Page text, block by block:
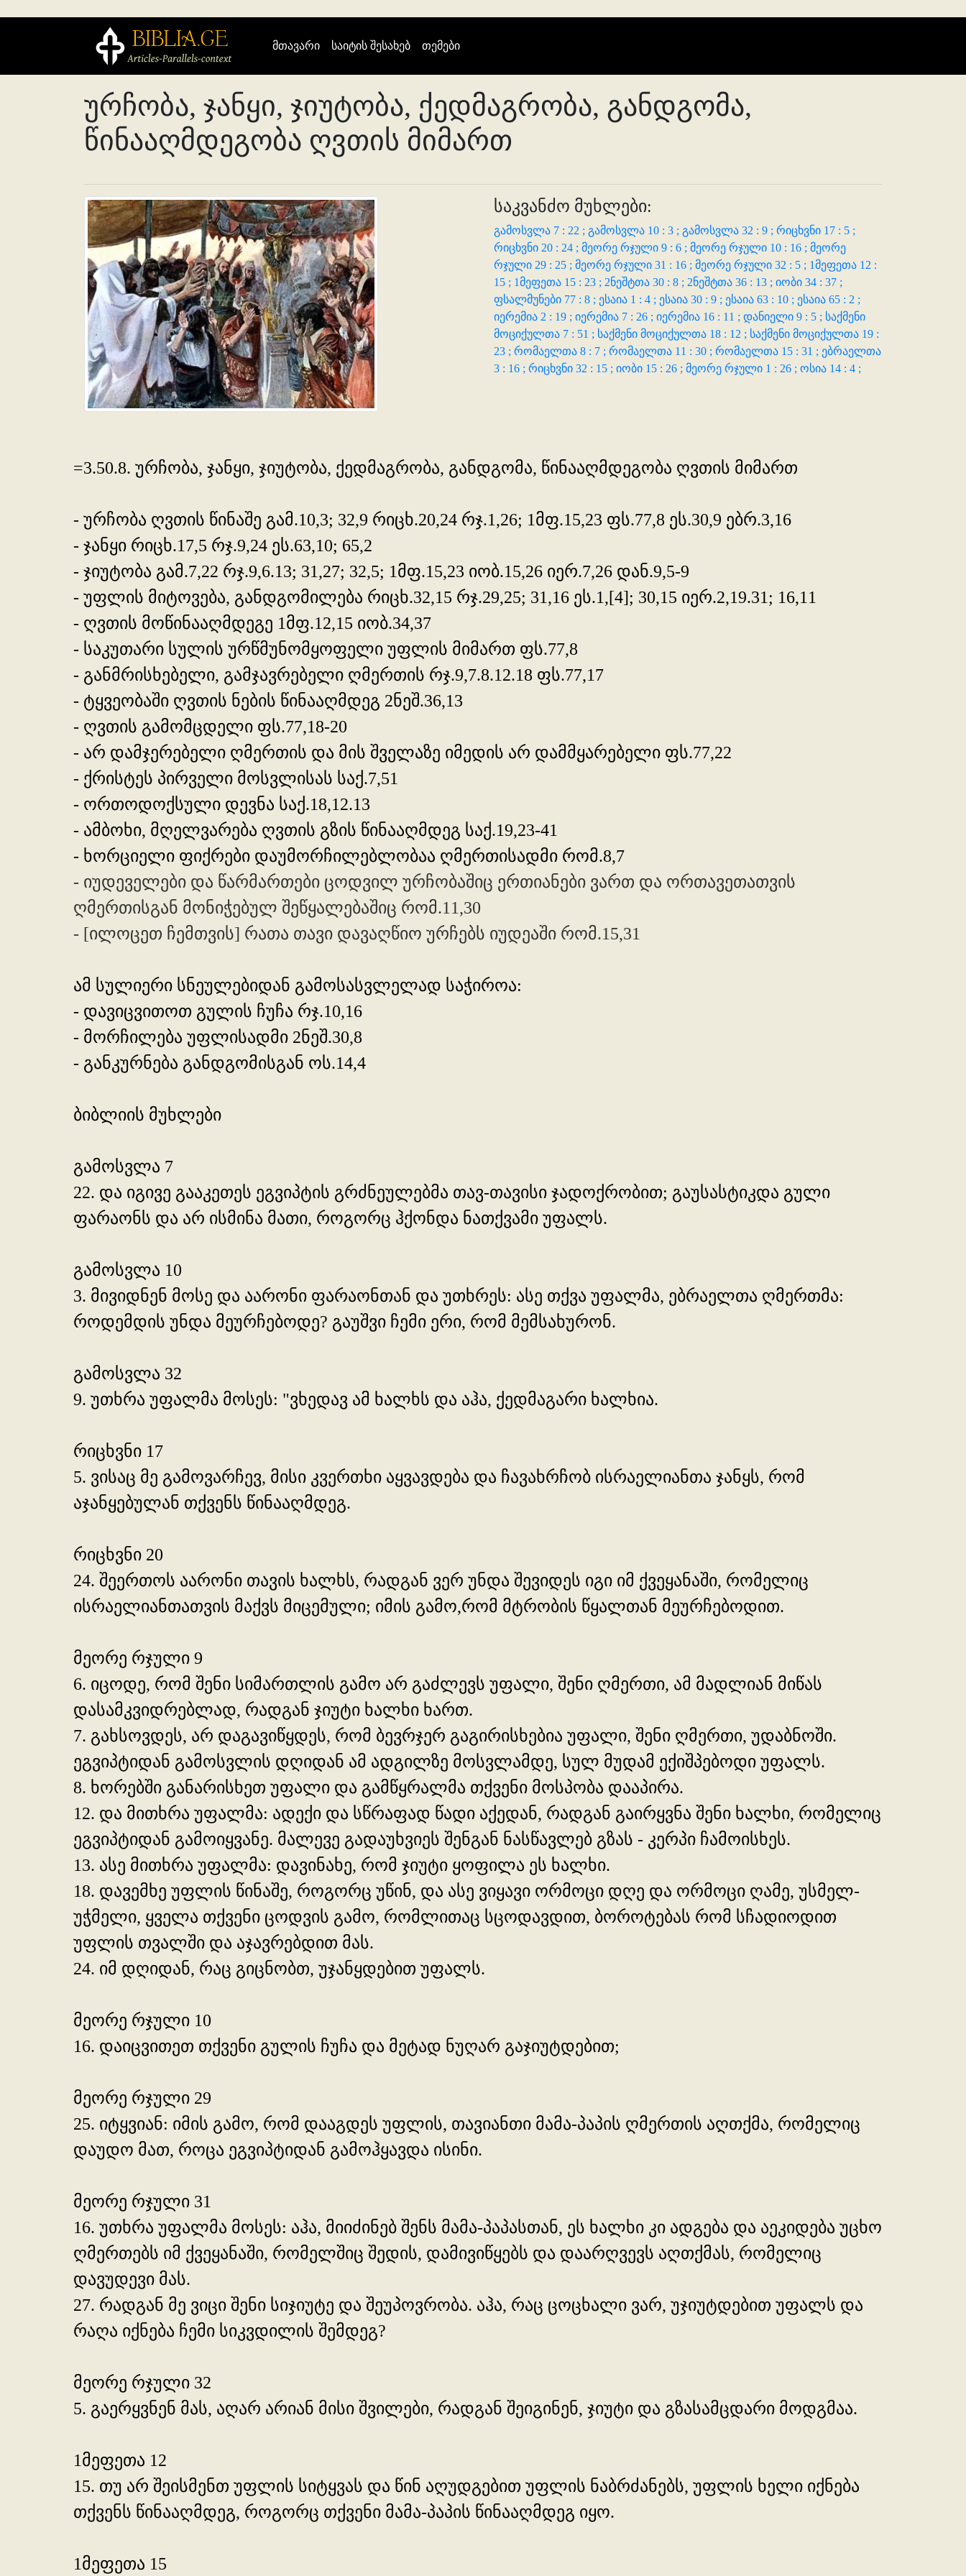
მთავარი (current)
საიტის შესახებ თემები
ურჩობა, ჯანყი, ჯიუტობა, ქედმაგრობა, განდგომა,
წინააღმდეგობა ღვთის მიმართ
საკვანძო მუხლები:
გამოსვლა 7 : 22 ; გამოსვლა 10 : 3 ; გამოსვლა 32 : 9 ; რიცხვნი 17 : 5 ;
რიცხვნი 20 : 24 ; მეორე რჯული 9 : 6 ; მეორე რჯული 10 : 16 ; მეორე
რჯული 29 : 25 ; მეორე რჯული 31 : 16 ; მეორე რჯული 32 : 5 ; 1მეფეთა 12 :
15 ; 1მეფეთა 15 : 23 ; 2ნეშტთა 30 : 8 ; 2ნეშტთა 36 : 13 ; იობი 34 : 37 ;
ფსალმუნები 77 : 8 ; ესაია 1 : 4 ; ესაია 30 : 9 ; ესაია 63 : 10 ; ესაია 65 : 2 ;
იერემია 2 : 19 ; იერემია 7 : 26 ; იერემია 16 : 11 ; დანიელი 9 : 5 ; საქმენი
მოციქულთა 7 : 51 ; საქმენი მოციქულთა 18 : 12 ; საქმენი მოციქულთა 19 :
23 ; რომაელთა 8 : 7 ; რომაელთა 11 : 30 ; რომაელთა 15 : 31 ; ებრაელთა
3 : 16 ; რიცხვნი 32 : 15 ; იობი 15 : 26 ; მეორე რჯული 1 : 26 ; ოსია 14 : 4 ;
=3.50.8. ურჩობა, ჯანყი, ჯიუტობა, ქედმაგრობა, განდგომა, წინააღმდეგობა ღვთის მიმართ
- ურჩობა ღვთის წინაშე გამ.10,3; 32,9 რიცხ.20,24 რჯ.1,26; 1მფ.15,23 ფს.77,8 ეს.30,9 ებრ.3,16
- ჯანყი რიცხ.17,5 რჯ.9,24 ეს.63,10; 65,2
- ჯიუტობა გამ.7,22 რჯ.9,6.13; 31,27; 32,5; 1მფ.15,23 იობ.15,26 იერ.7,26 დან.9,5-9
- უფლის მიტოვება, განდგომილება რიცხ.32,15 რჯ.29,25; 31,16 ეს.1,[4]; 30,15 იერ.2,19.31; 16,11
- ღვთის მოწინააღმდეგე 1მფ.12,15 იობ.34,37
- საკუთარი სულის ურწმუნომყოფელი უფლის მიმართ ფს.77,8
- განმრისხებელი, გამჯავრებელი ღმერთის რჯ.9,7.8.12.18 ფს.77,17
- ტყვეობაში ღვთის ნების წინააღმდეგ 2ნეშ.36,13
- ღვთის გამომცდელი ფს.77,18-20
- არ დამჯერებელი ღმერთის და მის შველაზე იმედის არ დამმყარებელი ფს.77,22
- ქრისტეს პირველი მოსვლისას საქ.7,51
- ორთოდოქსული დევნა საქ.18,12.13
- ამბოხი, მღელვარება ღვთის გზის წინააღმდეგ საქ.19,23-41
- ხორციელი ფიქრები დაუმორჩილებლობაა ღმერთისადმი რომ.8,7
- იუდეველები და წარმართები ცოდვილ ურჩობაშიც ერთიანები ვართ და ორთავეთათვის
ღმერთისგან მონიჭებულ შეწყალებაშიც რომ.11,30
- [ილოცეთ ჩემთვის] რათა თავი დავაღწიო ურჩებს იუდეაში რომ.15,31
ამ სულიერი სნეულებიდან გამოსასვლელად საჭიროა:
- დავიცვითოთ გულის ჩუჩა რჯ.10,16
- მორჩილება უფლისადმი 2ნეშ.30,8
- განკურნება განდგომისგან ოს.14,4
ბიბლიის მუხლები
გამოსვლა 7
22. და იგივე გააკეთეს ეგვიპტის გრძნეულებმა თავ-თავისი ჯადოქრობით; გაუსასტიკდა გული
ფარაონს და არ ისმინა მათი, როგორც ჰქონდა ნათქვამი უფალს.
გამოსვლა 10
3. მივიდნენ მოსე და აარონი ფარაონთან და უთხრეს: ასე თქვა უფალმა, ებრაელთა ღმერთმა:
როდემდის უნდა მეურჩებოდე? გაუშვი ჩემი ერი, რომ მემსახურონ.
გამოსვლა 32
9. უთხრა უფალმა მოსეს: "ვხედავ ამ ხალხს და აჰა, ქედმაგარი ხალხია.
რიცხვნი 17
5. ვისაც მე გამოვარჩევ, მისი კვერთხი აყვავდება და ჩავახრჩობ ისრაელიანთა ჯანყს, რომ
აჯანყებულან თქვენს წინააღმდეგ.
რიცხვნი 20
24. შეერთოს აარონი თავის ხალხს, რადგან ვერ უნდა შევიდეს იგი იმ ქვეყანაში, რომელიც
ისრაელიანთათვის მაქვს მიცემული; იმის გამო,რომ მტრობის წყალთან მეურჩებოდით.
მეორე რჯული 9
6. იცოდე, რომ შენი სიმართლის გამო არ გაძლევს უფალი, შენი ღმერთი, ამ მადლიან მიწას
დასამკვიდრებლად, რადგან ჯიუტი ხალხი ხართ.
7. გახსოვდეს, არ დაგავიწყდეს, რომ ბევრჯერ გაგირისხებია უფალი, შენი ღმერთი, უდაბნოში.
ეგვიპტიდან გამოსვლის დღიდან ამ ადგილზე მოსვლამდე, სულ მუდამ ექიშპებოდი უფალს.
8. ხორებში განარისხეთ უფალი და გამწყრალმა თქვენი მოსპობა დააპირა.
12. და მითხრა უფალმა: ადექი და სწრაფად წადი აქედან, რადგან გაირყვნა შენი ხალხი, რომელიც
ეგვიპტიდან გამოიყვანე. მალევე გადაუხვიეს შენგან ნასწავლებ გზას - კერპი ჩამოისხეს.
13. ასე მითხრა უფალმა: დავინახე, რომ ჯიუტი ყოფილა ეს ხალხი.
18. დავემხე უფლის წინაშე, როგორც უწინ, და ასე ვიყავი ორმოცი დღე და ორმოცი ღამე, უსმელ-
უჭმელი, ყველა თქვენი ცოდვის გამო, რომლითაც სცოდავდით, ბოროტებას რომ სჩადიოდით
უფლის თვალში და აჯავრებდით მას.
24. იმ დღიდან, რაც გიცნობთ, უჯანყდებით უფალს.
მეორე რჯული 10
16. დაიცვითეთ თქვენი გულის ჩუჩა და მეტად ნუღარ გაჯიუტდებით;
მეორე რჯული 29
25. იტყვიან: იმის გამო, რომ დააგდეს უფლის, თავიანთი მამა-პაპის ღმერთის აღთქმა, რომელიც
დაუდო მათ, როცა ეგვიპტიდან გამოჰყავდა ისინი.
მეორე რჯული 31
16. უთხრა უფალმა მოსეს: აჰა, მიიძინებ შენს მამა-პაპასთან, ეს ხალხი კი ადგება და აეკიდება უცხო
ღმერთებს იმ ქვეყანაში, რომელშიც შედის, დამივიწყებს და დაარღვევს აღთქმას, რომელიც
დავუდევი მას.
27. რადგან მე ვიცი შენი სიჯიუტე და შეუპოვრობა. აჰა, რაც ცოცხალი ვარ, უჯიუტდებით უფალს და
რაღა იქნება ჩემი სიკვდილის შემდეგ?
მეორე რჯული 32
5. გაერყვნენ მას, აღარ არიან მისი შვილები, რადგან შეიგინენ, ჯიუტი და გზასამცდარი მოდგმაა.
1მეფეთა 12
15. თუ არ შეისმენთ უფლის სიტყვას და წინ აღუდგებით უფლის ნაბრძანებს, უფლის ხელი იქნება
თქვენს წინააღმდეგ, როგორც თქვენი მამა-პაპის წინააღმდეგ იყო.
1მეფეთა 15